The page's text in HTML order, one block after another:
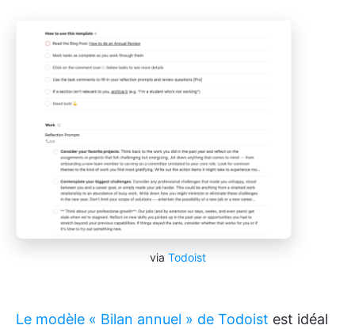
via Todoist
Le modèle « Bilan annuel » de Todoist est idéal